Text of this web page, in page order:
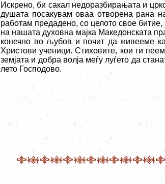
Искрено, би сакал недоразбирањата и
душата посакувам оваа отворена рана
работам предадено, со целото свое
на нашата духовна мајка Македонската
конечно во љубов и почит да живееме
Христови ученици. Стиховите, кои ги
земјата и добра волја меѓу луѓето да
лето Господово.